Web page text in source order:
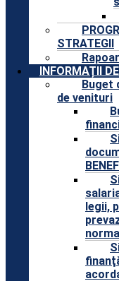
STRATEGII
INFORMAȚII
Buget
de venituri
legii,